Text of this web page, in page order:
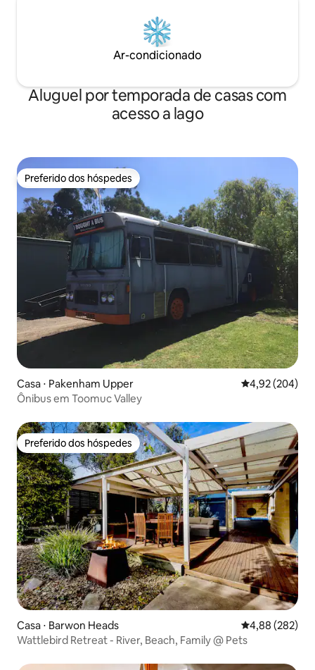
Ar-condicionado
Aluguel por temporada de casas com
acesso a lago
Preferido dos hóspedes
Preferido dos hóspedes
Casa ⋅ Pakenham Upper 4,92 de uma
4,92 (204)
Ônibus em Toomuc Valley
Preferido dos hóspedes
Preferido dos hóspedes
Casa ⋅ Barwon Heads 4,88 de uma
4,88 (282)
Wattlebird Retreat - River, Beach, Family @ Pets